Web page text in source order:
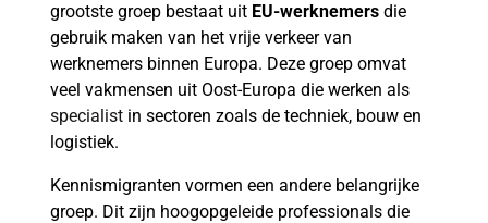
grootste groep bestaat uit EU-werknemers die
gebruik maken van het vrije verkeer van
werknemers binnen Europa. Deze groep omvat
veel vakmensen uit Oost-Europa die werken als
specialist in sectoren zoals de techniek, bouw en
logistiek.
Kennismigranten vormen een andere belangrijke
groep. Dit zijn hoogopgeleide professionals die